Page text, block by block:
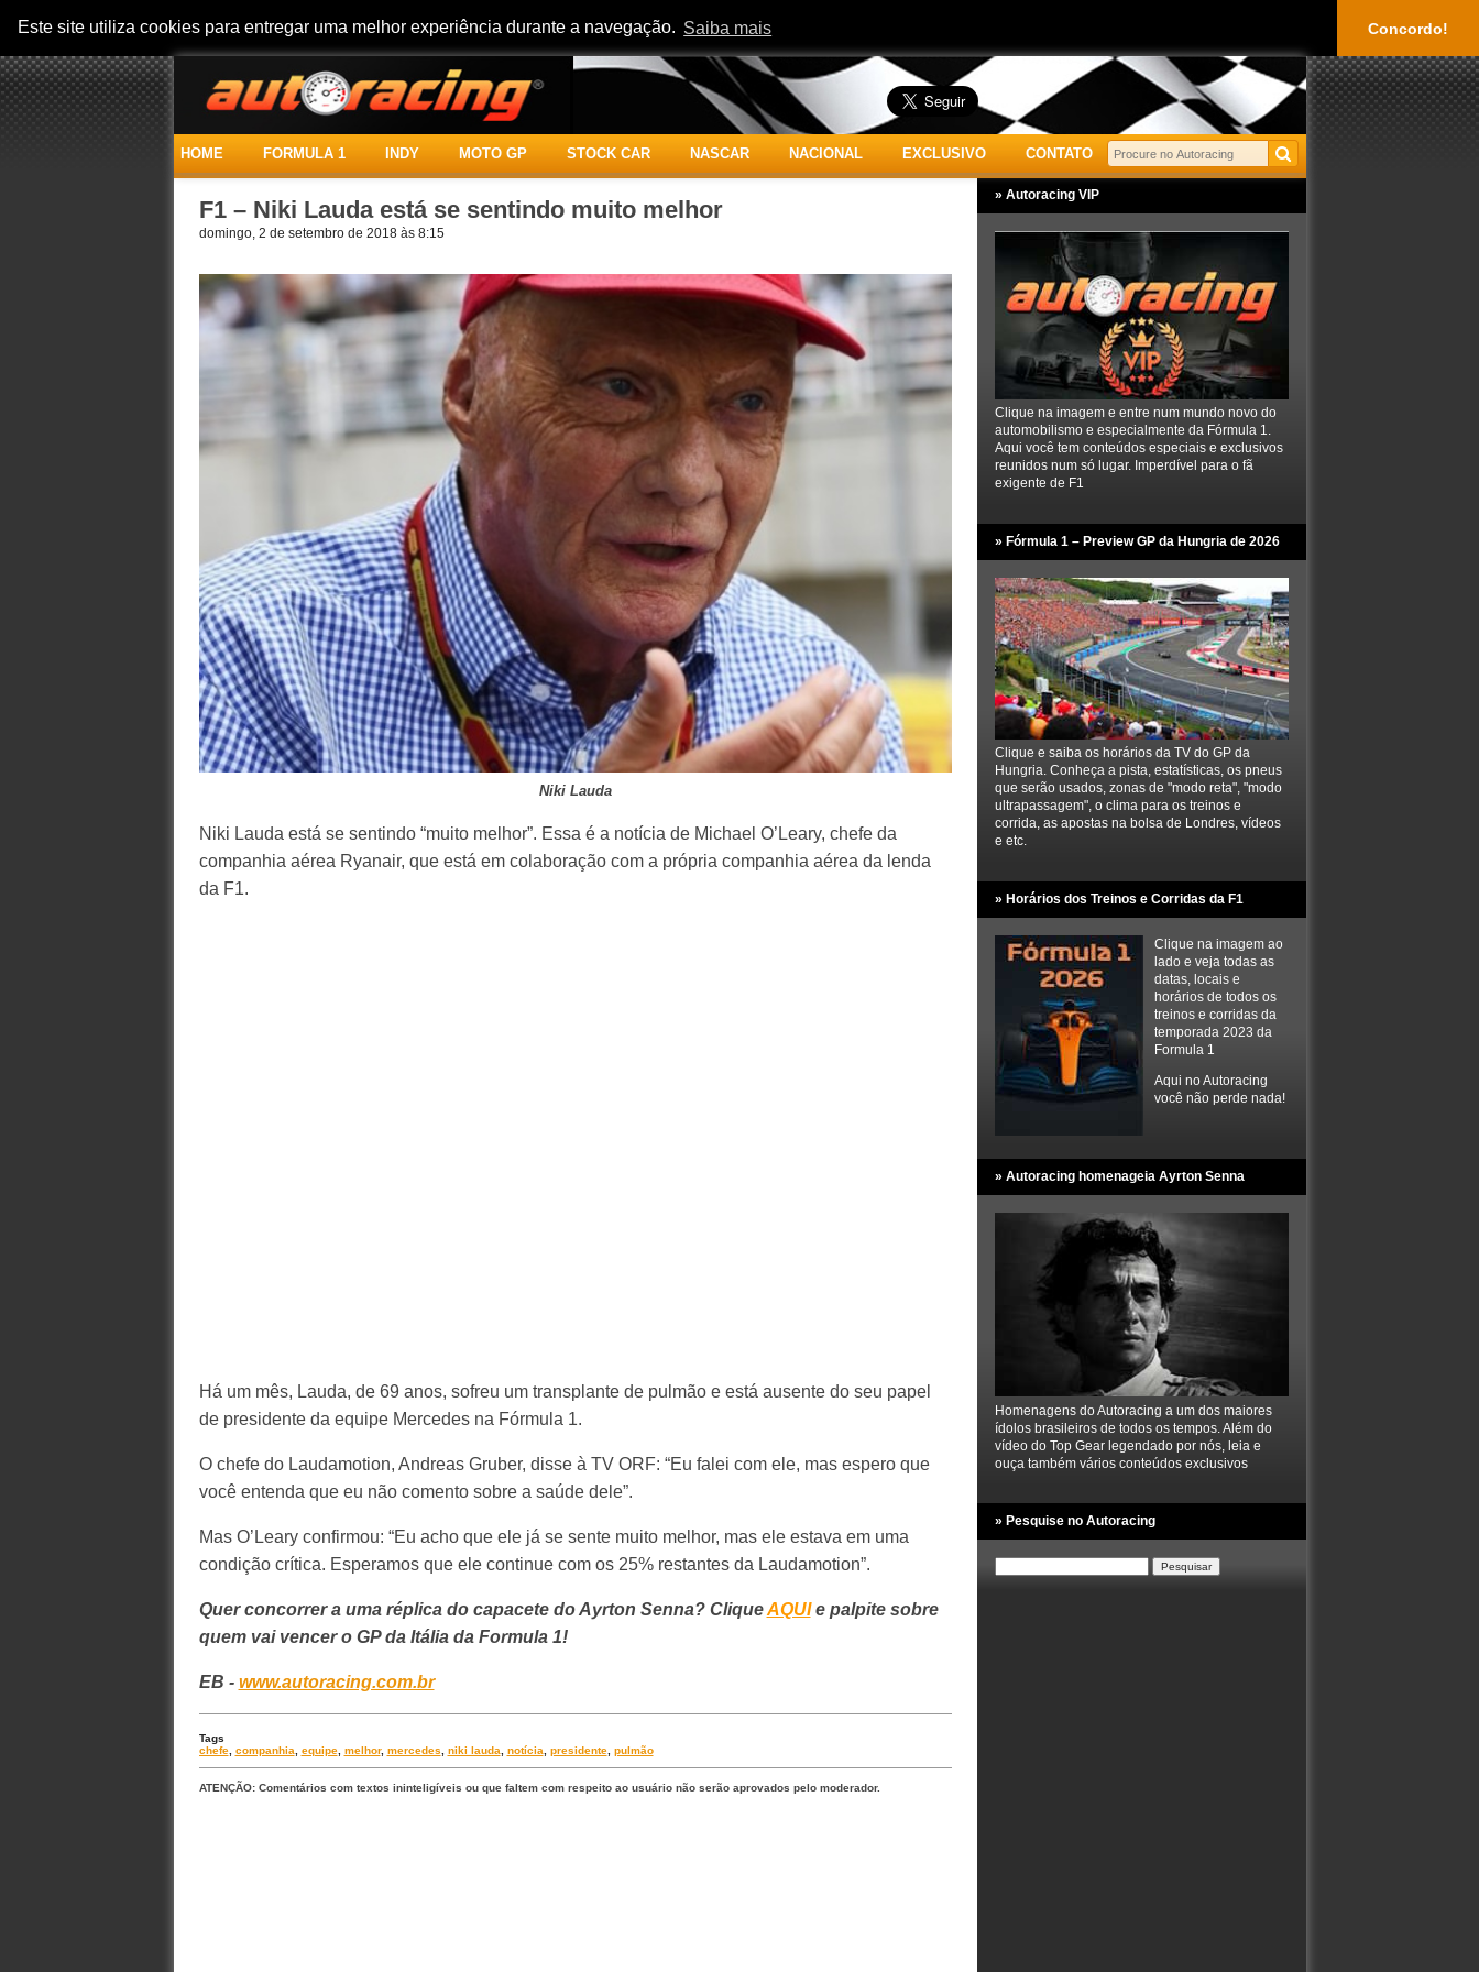
Este site utiliza cookies para entregar uma melhor experiência durante a navegação. Saiba mais Concordo!
HOME FORMULA 1 INDY MOTO GP STOCK CAR NASCAR NACIONAL EXCLUSIVO CONTATO
F1 – Niki Lauda está se sentindo muito melhor
domingo, 2 de setembro de 2018 às 8:15
Niki Lauda
Niki Lauda está se sentindo “muito melhor”. Essa é a notícia de Michael O’Leary, chefe da
companhia aérea Ryanair, que está em colaboração com a própria companhia aérea da lenda
da F1.
Há um mês, Lauda, de 69 anos, sofreu um transplante de pulmão e está ausente do seu papel
de presidente da equipe Mercedes na Fórmula 1.
O chefe do Laudamotion, Andreas Gruber, disse à TV ORF: “Eu falei com ele, mas espero que
você entenda que eu não comento sobre a saúde dele”.
Mas O’Leary confirmou: “Eu acho que ele já se sente muito melhor, mas ele estava em uma
condição crítica. Esperamos que ele continue com os 25% restantes da Laudamotion”.
Quer concorrer a uma réplica do capacete do Ayrton Senna? CliqueAQUIe palpite sobre
quem vai vencer o GP da Itália da Formula 1!
EB - www.autoracing.com.br
Tags
chefe, companhia equipe, melhor, mercedes niki lauda notícia presidente, pulmão
ATENÇÃO: Comentários com textos ininteligíveis ou que faltem com respeito ao usuário não serão aprovados pelo moderador.
» Autoracing VIP
Clique na imagem e entre num mundo novo do
automobilismo e especialmente da Fórmula 1.
Aqui você tem conteúdos especiais e exclusivos
reunidos num só lugar. Imperdível para o fã
exigente de F1
» Fórmula 1 – Preview GP da Hungria de 2026
Clique e saiba os horários da TV do GP da
Hungria. Conheça a pista, estatísticas, os pneus
que serão usados, zonas de "modo reta", "modo
ultrapassagem", o clima para os treinos e
corrida, as apostas na bolsa de Londres, vídeos
e etc.
» Horários dos Treinos e Corridas da F1
Clique na imagem ao
lado e veja todas as
datas, locais e
horários de todos os
treinos e corridas da
temporada 2023 da
Formula 1
Aqui no Autoracing
você não perde nada!
» Autoracing homenageia Ayrton Senna
Homenagens do Autoracing a um dos maiores
ídolos brasileiros de todos os tempos. Além do
vídeo do Top Gear legendado por nós, leia e
ouça também vários conteúdos exclusivos
» Pesquise no Autoracing
Pesquisar
por: